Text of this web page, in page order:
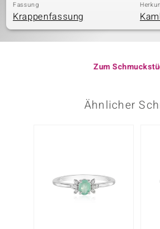
Fassung
Krappenfassung
Zum
Ähnlicher